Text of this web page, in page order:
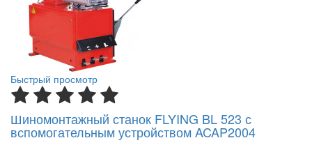
Быстрый просмотр
Шиномонтажный станок FLYING BL 523 с
вспомогательным устройством ACAP2004